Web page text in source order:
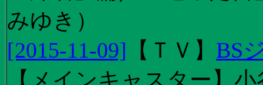
みゆき）
[2015-11-09] 【 ＴＶ 】 BS
【メインキャスター】